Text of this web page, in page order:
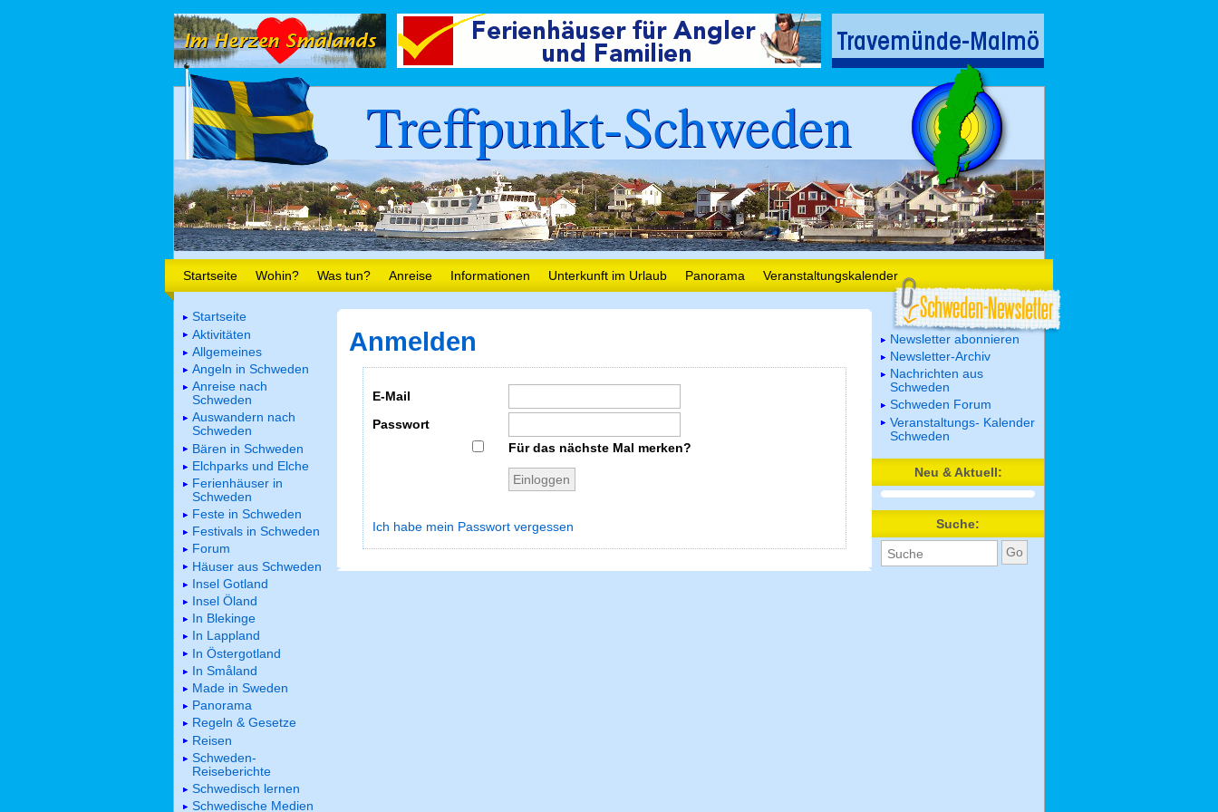
Treffpunkt-Schweden
Startseite Wohin? Was tun? Anreise Informationen Unterkunft im Urlaub Panorama Veranstaltungskalender
Anmelden
E-Mail
Passwort
Für das nächste Mal merken?
Ich habe mein Passwort vergessen
Startseite
Aktivitäten
Allgemeines
Angeln in Schweden
Anreise nach
Schweden
Auswandern nach
Schweden
Bären in Schweden
Elchparks und Elche
Ferienhäuser in
Schweden
Feste in Schweden
Festivals in Schweden
Forum
Häuser aus Schweden
Insel Gotland
Insel Öland
In Blekinge
In Lappland
In Östergotland
In Småland
Made in Sweden
Panorama
Regeln & Gesetze
Reisen
Schweden-
Reiseberichte
Schwedisch lernen
Schwedische Medien
Newsletter abonnieren
Newsletter-Archiv
Nachrichten aus
Schweden
Schweden Forum
Veranstaltungs- Kalender
Schweden
Neu & Aktuell:
Suche: